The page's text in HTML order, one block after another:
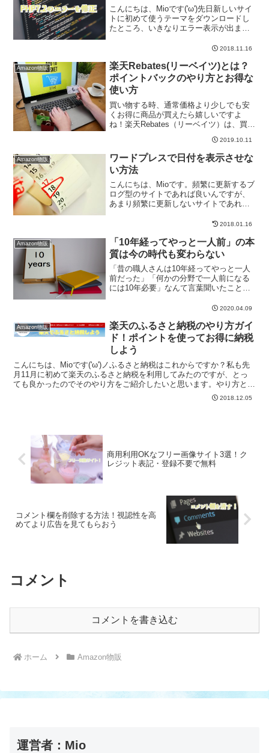
こんにちは、Mioです('ω')先日新しいサイ
トに初めて使うテーマをダウンロードし
たところ、いきなりエラー表示が出まし
い気持ちがありつつ、でも使い方が面倒
ながら...
2018.11.16
Amazon物販
楽天Rebates(リーベイツ)とは？
ポイントバックのやり方とお得な
使い方
買い物する時、通常価格より少しでも安
くお得に商品が買えたら嬉しいですよ
ね！楽天Rebates（リーベイツ）は、買い
ポイントがかえってきます。どれくらい
のポイントがかえってくるかはそのお店
によって違うんです...
2019.10.11
Amazon物販
ワードプレスで日付を表示させな
い方法
こんにちは、Mioです。頻繁に更新するブ
ログ型のサイトであれば良いんですが、
あまり頻繁に更新しないサイトであれば
ます。ワードプレスであれば、簡単に日
はその設定についてご...
2018.01.16
Amazon物販
「10年経ってやっと一人前」の本
質は今の時代も変わらない
「昔の職人さんは10年経ってやっと一人
前だった」「何かの分野で一人前になる
には10年必要」なんて言葉聞いたことが
ターネットが普及してから何でもかんで
る早さも処理する速さ...
2020.04.09
Amazon物販
楽天のふるさと納税のやり方ガイ
ド！ポイントを使ってお得に納税
しよう
こんにちは、Mioです('ω')ノふるさと納税はこれからですか？私も先
月11月に初めて楽天のふるさと納税を利用してみたのですが、とっ
ても良かったのでそのやり方をご紹介したいと思います。やり方と言
2018.12.05
商用利用OKなフリー画像サイト3選！ク
レジット表記・登録不要で無料
コメント欄を削除する方法！視認性を高
めてより広告を見てもらおう
コメント
コメントを書き込む
ホーム Amazon物販
運営者：Mio